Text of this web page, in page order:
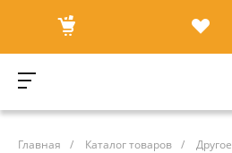
Главная / Каталог товаров / Другое